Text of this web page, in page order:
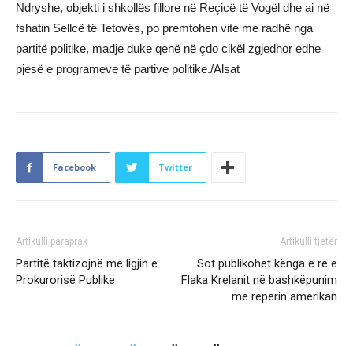
Ndryshe, objekti i shkollës fillore në Reçicë të Vogël dhe ai në
fshatin Sellcë të Tetovës, po premtohen vite me radhë nga
partitë politike, madje duke qenë në çdo cikël zgjedhor edhe
pjesë e programeve të partive politike./Alsat
Facebook Twitter
Artikulli paraprak
Partitë taktizojnë me ligjin e
Prokurorisë Publike
Artikulli tjetër
Sot publikohet kënga e re e
Flaka Krelanit në bashkëpunim
me reperin amerikan